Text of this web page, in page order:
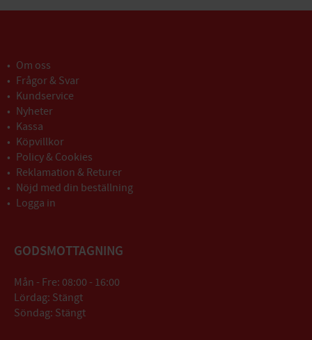
Om oss
Frågor & Svar
Kundservice
Nyheter
Kassa
Köpvillkor
Policy & Cookies
Reklamation & Returer
Nöjd med din beställning
Logga in
GODSMOTTAGNING
Mån - Fre: 08:00 - 16:00
Lördag: Stängt
Söndag: Stängt